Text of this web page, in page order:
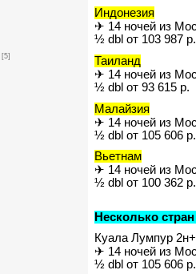
[5]
Индонезия
✈ 14 ночей из
½ dbl от 103 987 р.
Таиланд
✈ 14 ночей из
½ dbl от 93 615 р.
Малайзия
✈ 14 ночей из
½ dbl от 105 606 р.
Вьетнам
✈ 14 ночей из
½ dbl от 100 362 р.
Несколько
Куала Лумпур
✈ 14 ночей из
½ dbl от 105 606 р.